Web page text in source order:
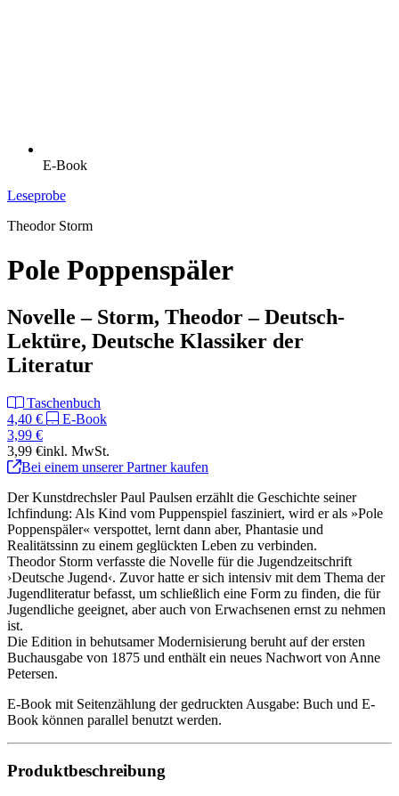
E-Book
Leseprobe
Theodor Storm
Pole Poppenspäler
Novelle – Storm, Theodor – Deutsch-
Lektüre, Deutsche Klassiker der
Literatur
Taschenbuch
4,40 €
E-Book
3,99 €
3,99 €inkl. MwSt.
Bei einem unserer Partner kaufen
Der Kunstdrechsler Paul Paulsen erzählt die Geschichte seiner
Ichfindung: Als Kind vom Puppenspiel fasziniert, wird er als »Pole
Poppenspäler« verspottet, lernt dann aber, Phantasie und
Realitätssinn zu einem geglückten Leben zu verbinden.
Theodor Storm verfasste die Novelle für die Jugendzeitschrift
›Deutsche Jugend‹. Zuvor hatte er sich intensiv mit dem Thema der
Jugendliteratur befasst, um schließlich eine Form zu finden, die für
Jugendliche geeignet, aber auch von Erwachsenen ernst zu nehmen
ist.
Die Edition in behutsamer Modernisierung beruht auf der ersten
Buchausgabe von 1875 und enthält ein neues Nachwort von Anne
Petersen.
E-Book mit Seitenzählung der gedruckten Ausgabe: Buch und E-
Book können parallel benutzt werden.
Produktbeschreibung